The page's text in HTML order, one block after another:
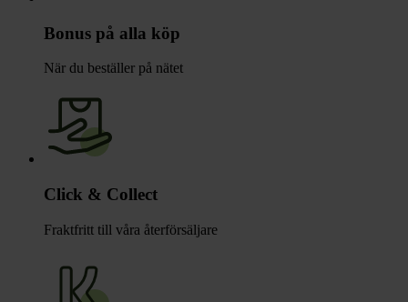
Bonus på alla köp
När du beställer på nätet
Click & Collect
Fraktfritt till våra återförsäljare